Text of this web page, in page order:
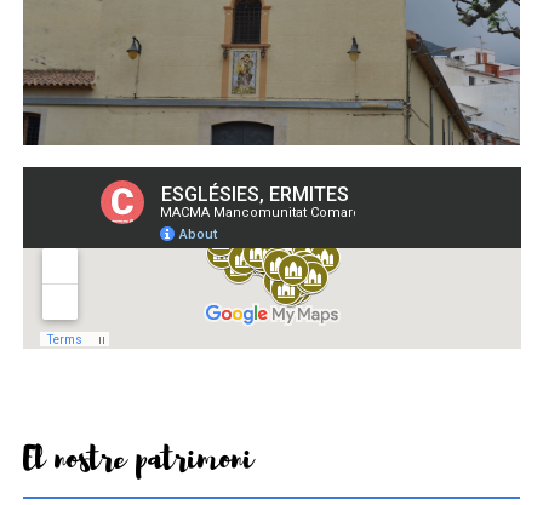
El nostre patrimoni